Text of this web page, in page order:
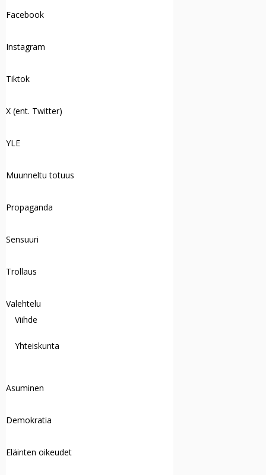
Facebook
Instagram
Tiktok
X (ent. Twitter)
YLE
Muunneltu totuus
Propaganda
Sensuuri
Trollaus
Valehtelu
Viihde
Yhteiskunta
Asuminen
Demokratia
Eläinten oikeudet